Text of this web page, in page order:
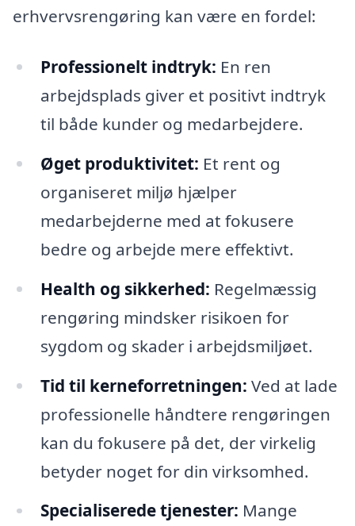
erhvervsrengøring kan være en fordel:
Professionelt indtryk: En ren
arbejdsplads giver et positivt indtryk
til både kunder og medarbejdere.
Øget produktivitet: Et rent og
organiseret miljø hjælper
medarbejderne med at fokusere
bedre og arbejde mere effektivt.
Health og sikkerhed: Regelmæssig
rengøring mindsker risikoen for
sygdom og skader i arbejdsmiljøet.
Tid til kerneforretningen: Ved at lade
professionelle håndtere rengøringen
kan du fokusere på det, der virkelig
betyder noget for din virksomhed.
Specialiserede tjenester: Mange